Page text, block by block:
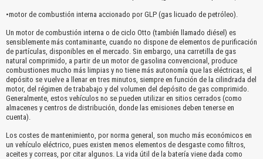
•motor de combustión interna accionado por GLP (gas licuado de petróleo).
Un motor de combustión interna o de ciclo Otto (también llamado diésel) es
sensiblemente más contaminante, cuando no dispone de elementos de purificación
de partículas, disponibles en el mercado. Sin embargo, una carretilla de gas
natural comprimido, a partir de un motor de gasolina convencional, produce
combustiones mucho más limpias y no tiene más autonomía que las eléctricas, el
depósito se vuelve a llenar en tres minutos, siempre en función de la cilindrada del
motor, del régimen de trababajo y del volumen del depósito de gas comprimido.
Generalmente, estos vehículos no se pueden utilizar en sitios cerrados (como
almacenes y centros de distribución, donde las emisiones deben tenerse en
cuenta).
Los costes de mantenimiento, por norma general, son mucho más económicos en
un vehículo eléctrico, pues existen menos elementos de desgaste como filtros,
aceites y correas, por citar algunos. La vida útil de la batería viene dada como